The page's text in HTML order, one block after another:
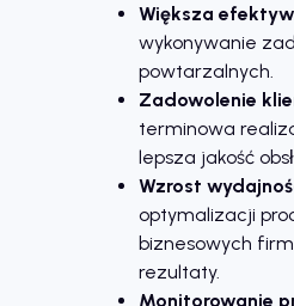
Większa
wykonywanie
powtarzalnych.
Zadowolenie
terminowa
lepsza jakość
Wzrost
optymalizacji
biznesowych
rezultaty.
Monitorowanie